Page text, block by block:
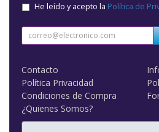
He leído y acepto la Política de
Contacto
Política Privacidad
Condiciones de Compra
¿Quienes Somos?